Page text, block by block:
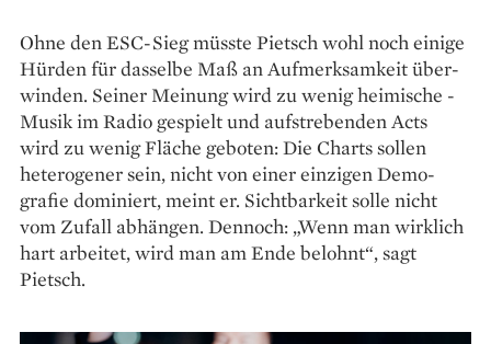
Ohne den ESC-Sieg müsste Pietsch wohl noch einige
Hürden für dasselbe Maß an Aufmerksamkeit über­
winden. Seiner Meinung wird zu wenig heimische ­
Musik im Radio gespielt und aufstrebenden Acts
wird zu wenig Fläche geboten: Die Charts sollen
hetero­gener sein, nicht von einer einzigen Demo­
grafie dominiert, meint er. Sichtbarkeit solle nicht
vom Zufall ­abhängen. Dennoch: „Wenn man wirklich
hart arbeitet, wird man am Ende belohnt“, sagt
Pietsch.